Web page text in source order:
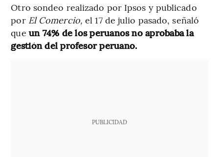
Otro sondeo realizado por Ipsos y publicado
por El Comercio, el 17 de julio pasado, señaló
que un 74% de los peruanos no aprobaba la
gestión del profesor peruano.
PUBLICIDAD